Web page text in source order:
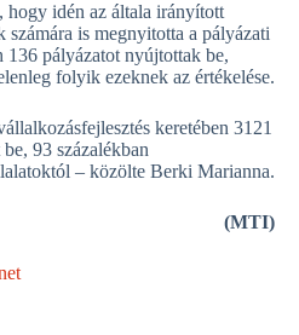
hogy idén az általa irányított
is megnyitotta a pályázati
136 pályázatot nyújtottak be,
folyik ezeknek az értékelése.
keretében 3121
93 százalékban
– közölte Berki Marianna.
(MTI)